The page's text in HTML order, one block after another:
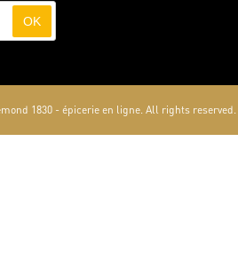
OK
1830 - épicerie en ligne. All rights reserved.